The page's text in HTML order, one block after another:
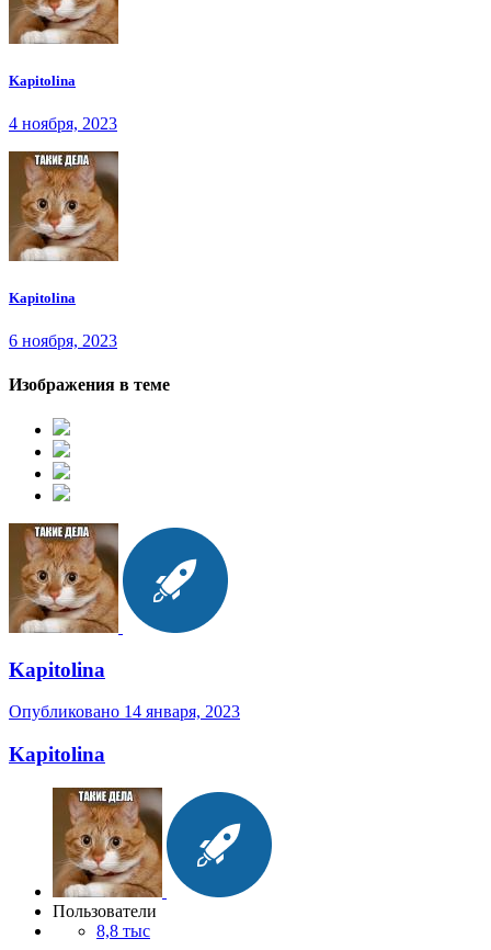
Kapitolina
4 ноября, 2023
Kapitolina
6 ноября, 2023
Изображения в теме
Kapitolina
Опубликовано 14 января, 2023
Kapitolina
Пользователи
8,8 тыс